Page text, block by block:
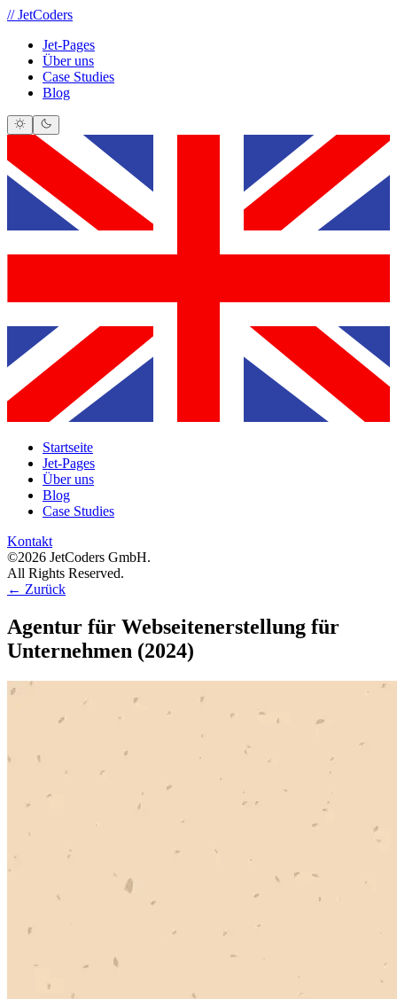
// JetCoders
Jet-Pages
Über uns
Case Studies
Blog
Startseite
Jet-Pages
Über uns
Blog
Case Studies
Kontakt
©2026 JetCoders GmbH.
All Rights Reserved.
← Zurück
Agentur für Webseitenerstellung für
Unternehmen (2024)